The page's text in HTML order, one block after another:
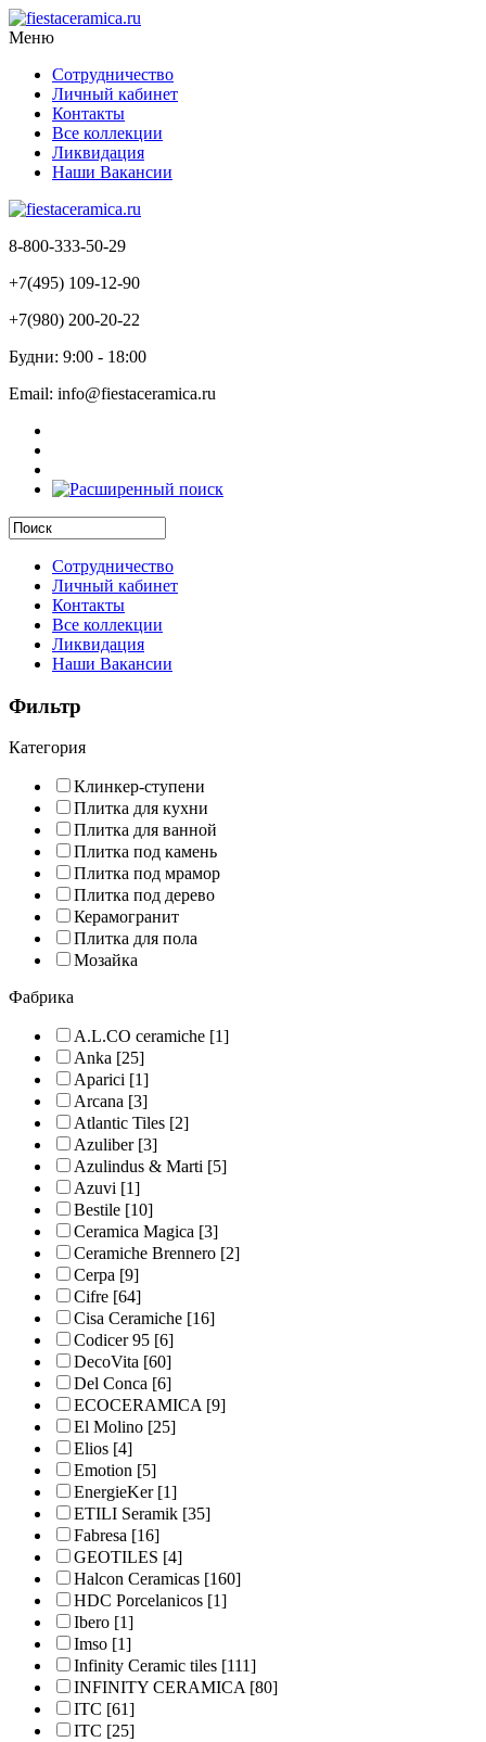
Меню
Сотрудничество
Личный кабинет
Контакты
Все коллекции
Ликвидация
Наши Вакансии
8-800-333-50-29
+7(495) 109-12-90
+7(980) 200-20-22
Будни: 9:00 - 18:00
Email: info@fiestaceramica.ru
Сотрудничество
Личный кабинет
Контакты
Все коллекции
Ликвидация
Наши Вакансии
Фильтр
Категория
Клинкер-ступени
Плитка для кухни
Плитка для ванной
Плитка под камень
Плитка под мрамор
Плитка под дерево
Керамогранит
Плитка для пола
Мозайка
Фабрика
A.L.CO ceramiche [1]
Anka [25]
Aparici [1]
Arcana [3]
Atlantic Tiles [2]
Azuliber[3]
Azulindus & Marti [5]
Azuvi [1]
Bestile [10]
Ceramica Magica [3]
Ceramiche Brennero [2]
Cerpa [9]
Cifre [64]
Cisa Ceramiche [16]
Codicer 95 [6]
DecoVita [60]
Del Conca [6]
ECOCERAMICA[9]
El Molino [25]
Elios [4]
Emotion [5]
EnergieKer[1]
ETILI Seramik [35]
Fabresa [16]
GEOTILES [4]
Halcon Ceramicas [160]
HDC Porcelanicos [1]
Ibero [1]
Imso [1]
Infinity Ceramic tiles [111]
INFINITY CERAMICA[80]
ITC [61]
ITC [25]